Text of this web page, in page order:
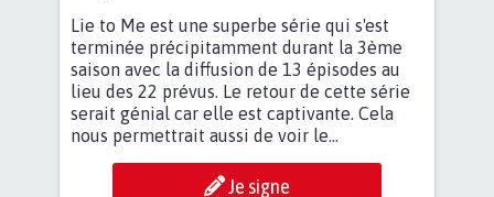
Lie to Me est une superbe série qui s'est
terminée précipitamment durant la 3ème
saison avec la diffusion de 13 épisodes au
lieu des 22 prévus. Le retour de cette série
serait génial car elle est captivante. Cela
nous permettrait aussi de voir le...
Je signe